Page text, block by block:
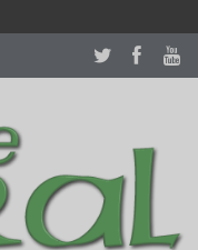
command with
our
perfectwatches.is
customer